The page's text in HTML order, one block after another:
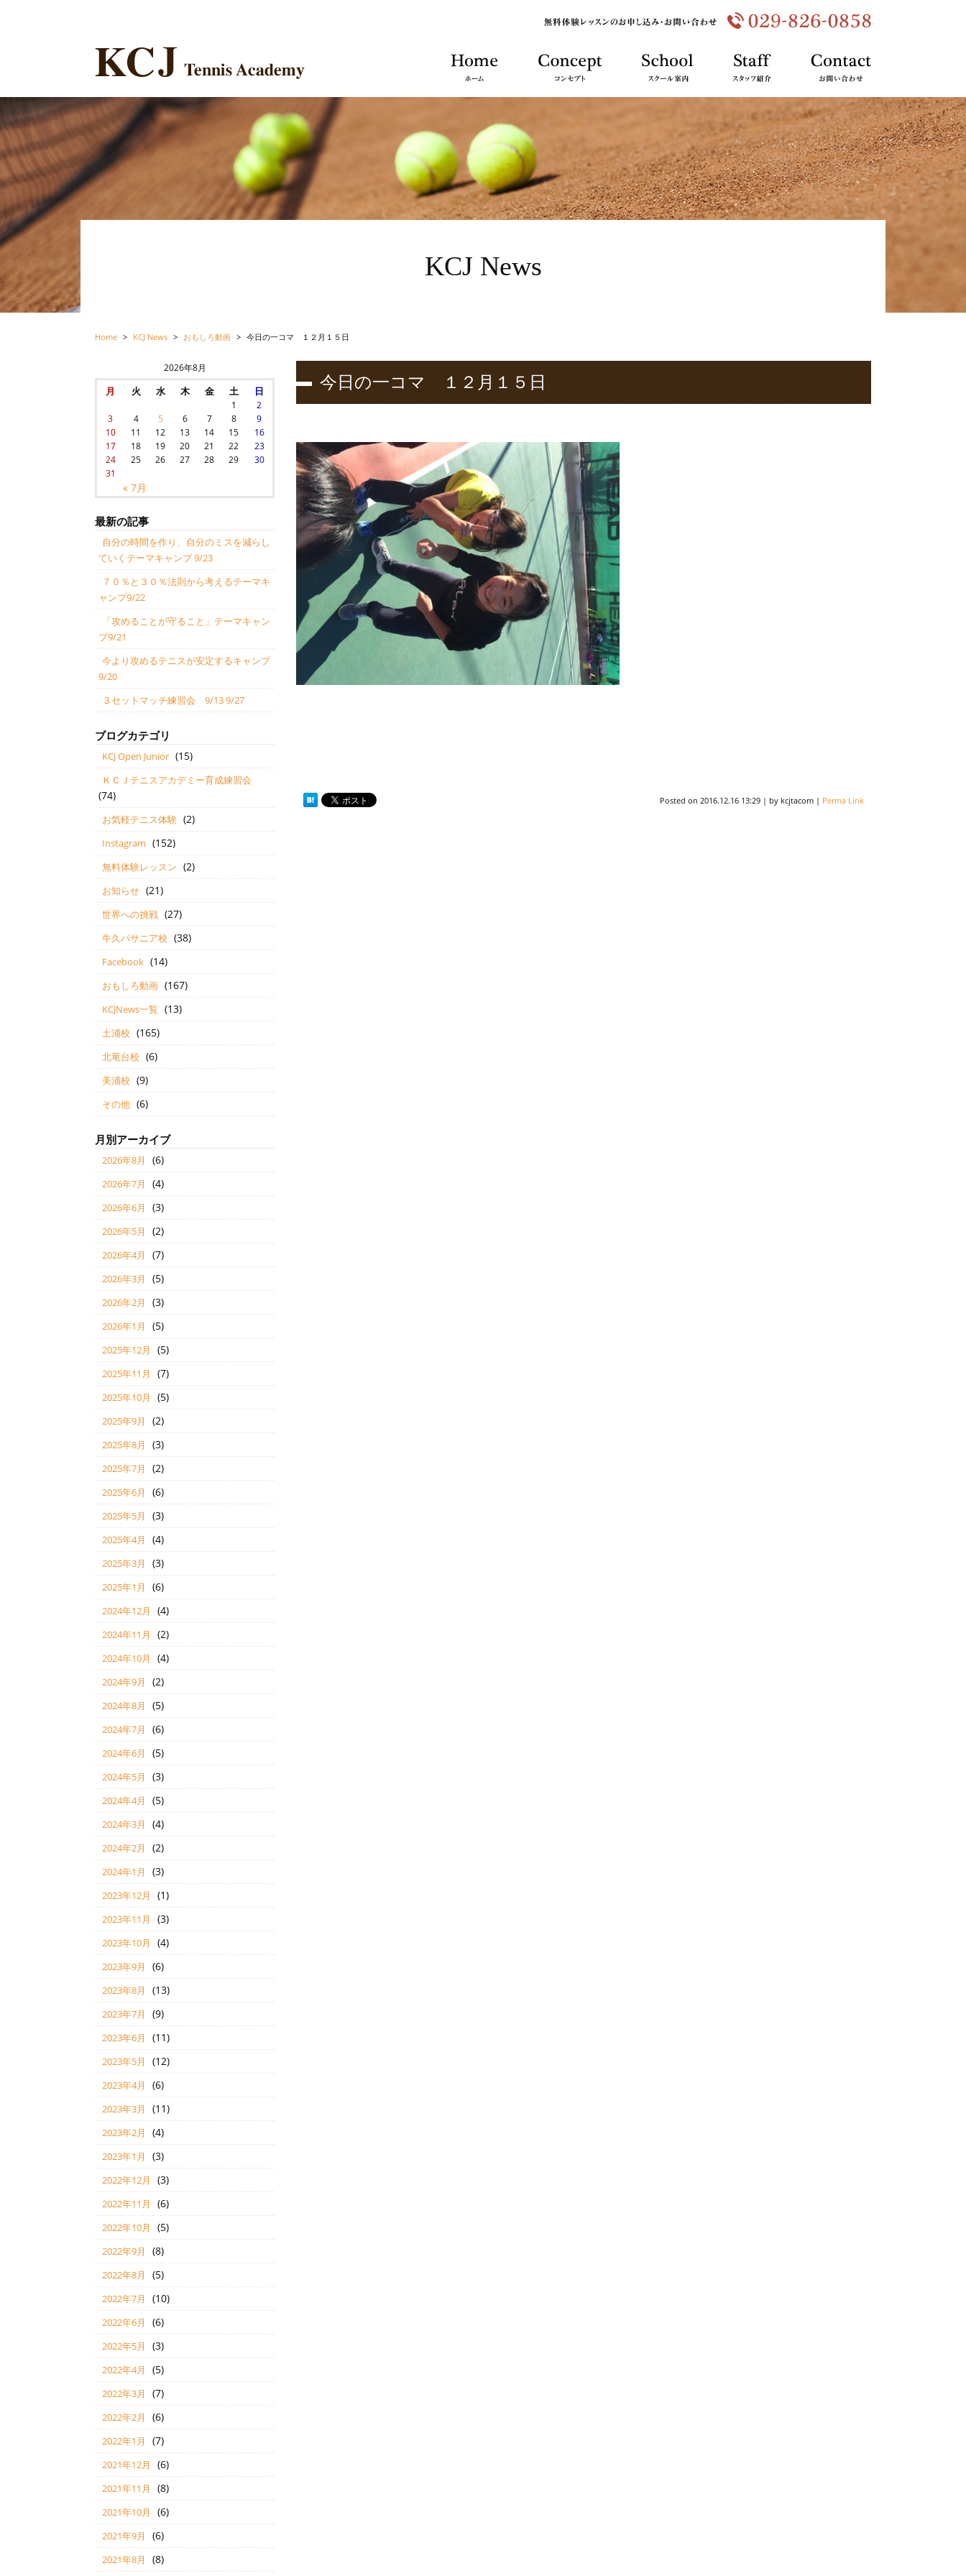
KCJ News
Home > KCJ News > おもしろ動画 > 今日の一コマ １２月１５日
今日の一コマ １２月１５日
Posted on 2016.12.16 13:29 | by kcjtacom | Perma Link
2026年8月
月 火 水 木 金 土 日
« 7月
1
2
3
4 5 6 7 8
9
10
11 12 13 14 15
16
17
18 19 20 21 22
23
24
25 26 27 28 29
30
31
最新の記事
自分の時間を作り、自分のミスを減らし
ていくテーマキャンプ 9/23
７０％と３０％法則から考えるテーマキ
ャンプ9/22
「攻めることが守ること」テーマキャン
プ9/21
今より攻めるテニスが安定するキャンプ
9/20
３セットマッチ練習会 9/13 9/27
ブログカテゴリ
KCJ Open Junior (15)
ＫＣＪテニスアカデミー育成練習会
(74)
お気軽テニス体験 (2)
Instagram (152)
無料体験レッスン (2)
お知らせ (21)
世界への挑戦 (27)
牛久パサニア校 (38)
Facebook (14)
おもしろ動画 (167)
KCJNews一覧 (13)
土浦校 (165)
北竜台校 (6)
美浦校 (9)
その他 (6)
月別アーカイブ
2026年8月 (6)
2026年7月 (4)
2026年6月 (3)
2026年5月 (2)
2026年4月 (7)
2026年3月 (5)
2026年2月 (3)
2026年1月 (5)
2025年12月 (5)
2025年11月 (7)
2025年10月 (5)
2025年9月 (2)
2025年8月 (3)
2025年7月 (2)
2025年6月 (6)
2025年5月 (3)
2025年4月 (4)
2025年3月 (3)
2025年1月 (6)
2024年12月 (4)
2024年11月 (2)
2024年10月 (4)
2024年9月 (2)
2024年8月 (5)
2024年7月 (6)
2024年6月 (5)
2024年5月 (3)
2024年4月 (5)
2024年3月 (4)
2024年2月 (2)
2024年1月 (3)
2023年12月 (1)
2023年11月 (3)
2023年10月 (4)
2023年9月 (6)
2023年8月 (13)
2023年7月 (9)
2023年6月 (11)
2023年5月 (12)
2023年4月 (6)
2023年3月 (11)
2023年2月 (4)
2023年1月 (3)
2022年12月 (3)
2022年11月 (6)
2022年10月 (5)
2022年9月 (8)
2022年8月 (5)
2022年7月 (10)
2022年6月 (6)
2022年5月 (3)
2022年4月 (5)
2022年3月 (7)
2022年2月 (6)
2022年1月 (7)
2021年12月 (6)
2021年11月 (8)
2021年10月 (6)
2021年9月 (6)
2021年8月 (8)